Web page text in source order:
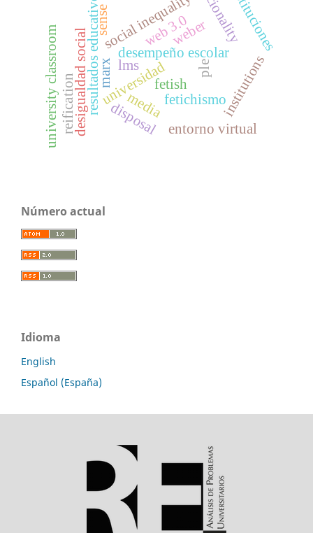
universidadfetichismo
resultados educativos desempeño escolar
social inequality
desigualdad social
racionality
weber
institutions
instituciones
fetish
disposal
reification
marx
media
ple
lms
entorno virtual
web 3.0
university classroom
sense
Número actual
Idioma
English
Español (España)